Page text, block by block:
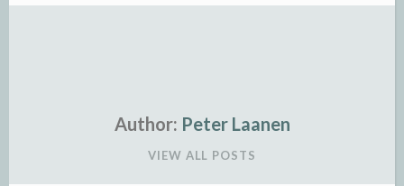
Author: Peter Laanen
VIEW ALL POSTS